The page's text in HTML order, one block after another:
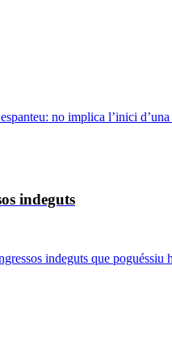
no implica l’inici
indeguts
indeguts que